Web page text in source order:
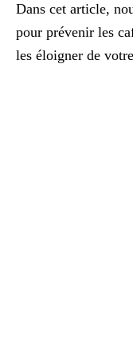
Dans cet article,
pour prévenir les
les éloigner de